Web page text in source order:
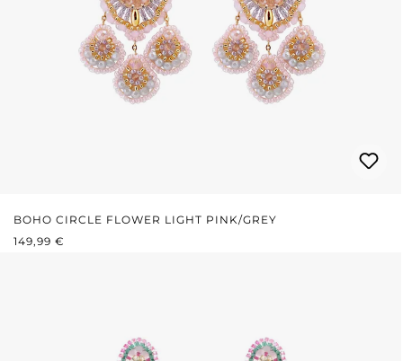
BOHO CIRCLE FLOWER LIGHT PINK/GREY
REGULÄRER PREIS:
149,99 €